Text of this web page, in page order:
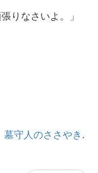
りなさいよ。」
守人のささやき .